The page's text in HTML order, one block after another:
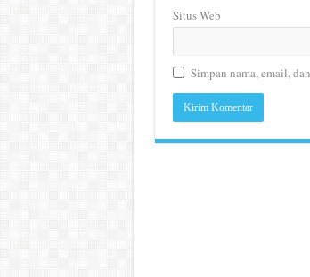
Situs Web
Simpan nama, email,